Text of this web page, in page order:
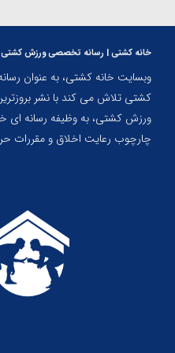
خانه کشتی | رسانه تخصصی ورزش کشتی
وبسایت خانه کشتی، به عنوان
کشتی تلاش می کند با نشر
ورزش کشتی، به وظیفه رسانه ای
چارچوب رعایت اخلاق و مقررات